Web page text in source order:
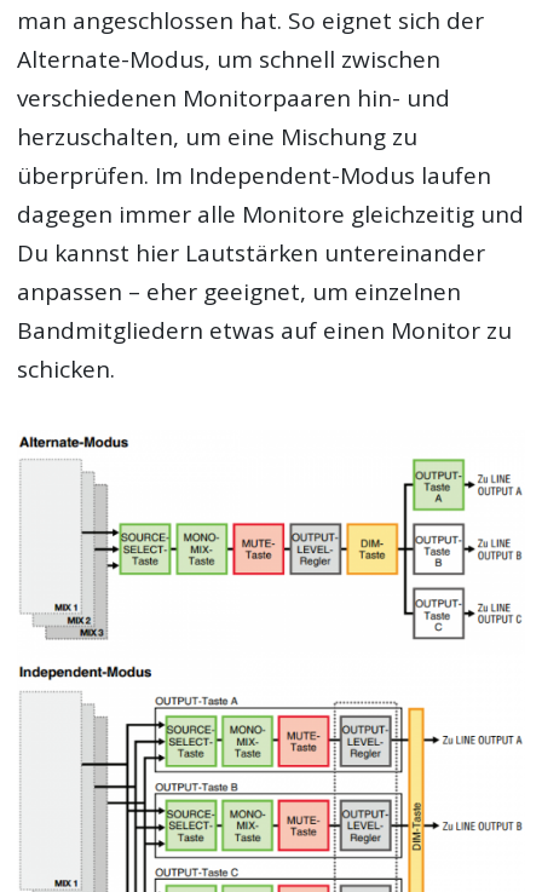
man angeschlossen hat. So eignet sich der
Alternate-Modus, um schnell zwischen
verschiedenen Monitorpaaren hin- und
herzuschalten, um eine Mischung zu
überprüfen. Im Independent-Modus laufen
dagegen immer alle Monitore gleichzeitig und
Du kannst hier Lautstärken untereinander
anpassen – eher geeignet, um einzelnen
Bandmitgliedern etwas auf einen Monitor zu
schicken.